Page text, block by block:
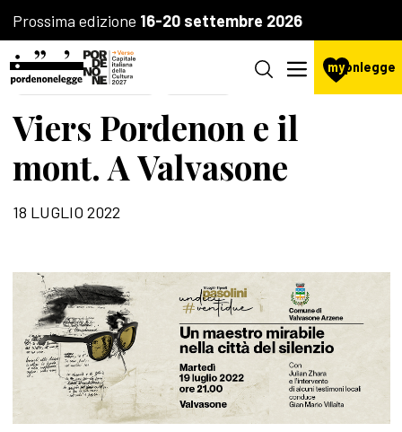
Prossima edizione 16-20 settembre 2026
mypnlegge
AGENZIA CULTURALE
Viers Pordenon e il
mont. A Valvasone
18 LUGLIO 2022